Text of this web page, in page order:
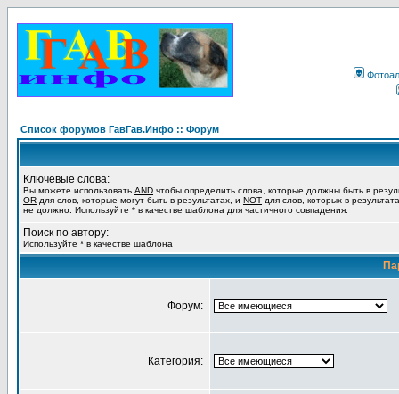
Список форумов ГавГав.Инфо :: Форум
Ключевые слова:
Вы можете использовать AND чтобы определить слова, которые должны быть в
OR для слов, которые могут быть в результатах, и NOT для слов, которых в
не должно. Используйте * в качестве шаблона для частичного совпадения.
Поиск по автору:
Используйте * в качестве шаблона
Форум:
Категория: